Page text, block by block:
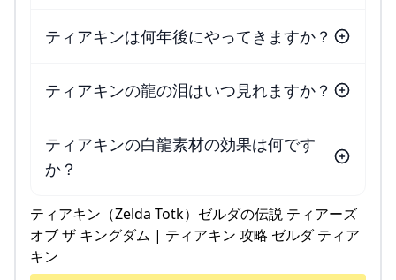
ティアキンは何年後にやってきますか？
ティアキンの龍の泪はいつ見れますか？
ティアキンの白龍素材の効果は何です
か？
ティアキン（Zelda Totk）ゼルダの伝説 ティアーズ
オブ ザ キングダム | ティアキン 攻略 ゼルダ ティア
キン